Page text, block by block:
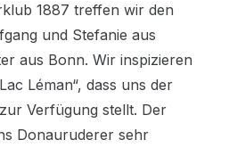
1887 treffen wir den
und Stefanie aus
aus Bonn. Wir inspizieren
Léman“, dass uns der
Verfügung stellt. Der
Donauruderer sehr